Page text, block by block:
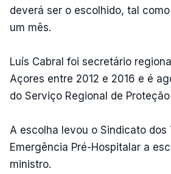
deverá ser o escolhido, tal
um mês.
Luís Cabral foi secretário
Açores entre 2012 e 2016 e é
do Serviço Regional de
A escolha levou o Sindicato dos
Emergência Pré-Hospitalar a
ministro.